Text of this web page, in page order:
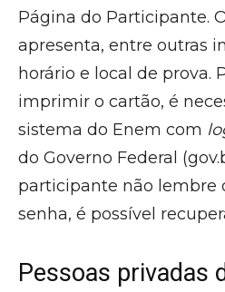
Página do Participante.
apresenta, entre outras
horário e local de prova.
imprimir o cartão, é
sistema do Enem com
do Governo Federal
participante não lembre
senha, é possível
Pessoas privadas